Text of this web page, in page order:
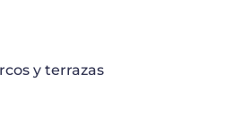
y terrazas